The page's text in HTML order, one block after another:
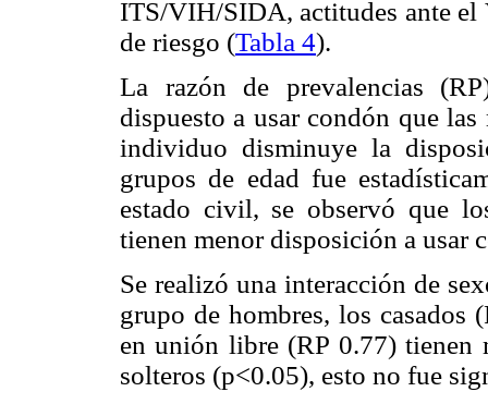
ITS/VIH/SIDA, actitudes ante
de riesgo (Tabla 4).
La razón de prevalencias
dispuesto a usar condón que
individuo disminuye la
grupos de edad fue
estado civil, se observó que
tienen menor disposición a usar
Se realizó una interacción de
grupo de hombres, los
en unión libre (RP 0.77) tienen
solteros (p<0.05), esto no fue